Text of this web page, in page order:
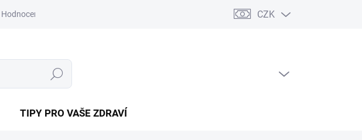
Hodnocení obchodu CZK
Hledat
TIPY PRO VAŠE ZDRAVÍ